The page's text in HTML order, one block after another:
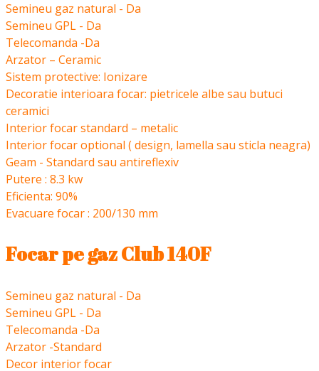
Semineu gaz natural - Da
Semineu GPL - Da
Telecomanda -Da
Arzator – Ceramic
Sistem protective: Ionizare
Decoratie interioara focar: pietricele albe sau butuci
ceramici
Interior focar standard – metalic
Interior focar optional ( design, lamella sau sticla neagra)
Geam - Standard sau antireflexiv
Putere : 8.3 kw
Eficienta: 90%
Evacuare focar : 200/130 mm
Focar pe gaz Club 140F
Semineu gaz natural - Da
Semineu GPL - Da
Telecomanda -Da
Arzator -Standard
Decor interior focar